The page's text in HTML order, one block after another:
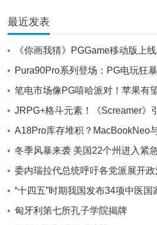
最近发表
《你画我猜》PGGame移动版上
平台互动新玩法
Pura90Pro系列登场：PG电玩狂
旗舰性能升级
笔电市场像PG嘻哈派对！苹果有
尔进前三
JRPG+格斗元素！《Screamer》
讯手游新焦点
A18Pro库存堆积？MacBookNeo
火焰狂潮意外同框
冬季风暴来袭 美国22个州进入紧
委内瑞拉代总统呼吁各党派展开
“十四五”时期我国发布34项中医国
匈牙利第七所孔子学院揭牌